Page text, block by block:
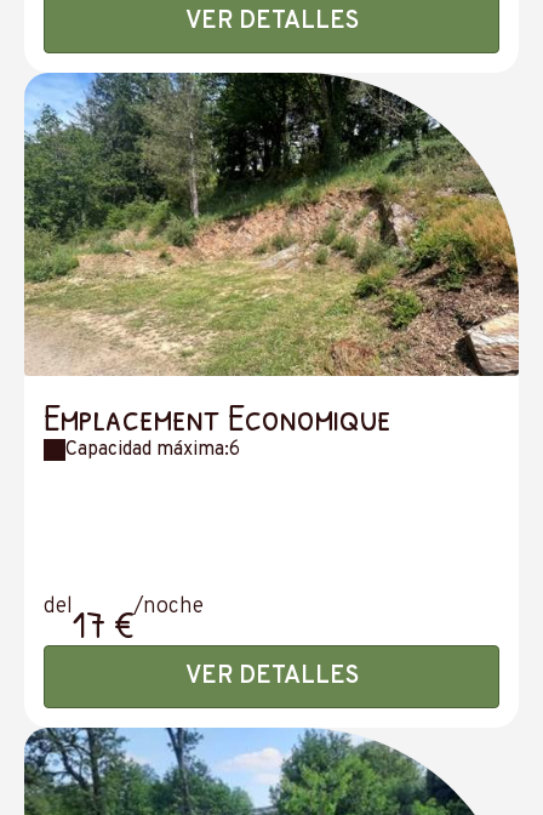
Tomas de corriente eléctricas e iluminación
VER DETALLES
Emplacement Economique
Capacidad máxima:6
del17 €/noche
VER DETALLES